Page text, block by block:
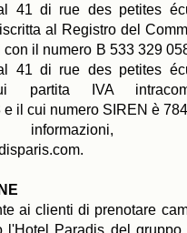
41 di rue des petites
al Registro del
con il numero B 533 329
41 di rue des petites
partita IVA
il cui numero SIREN è
ai clienti di prenotare
l'Hotel Paradis del gruppo